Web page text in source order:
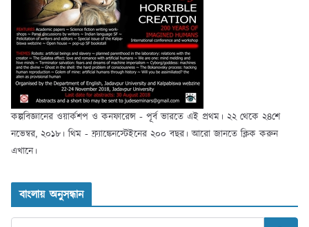
কল্পবিজ্ঞানের ওয়ার্কশপ ও কনফারেন্স - পূর্ব ভারতে এই প্রথম। ২২ থেকে ২৪শে
নভেম্বর, ২০১৮। থিম - ফ্র্যাঙ্কেনস্টেইনের ২০০ বছর। আরো জানতে ক্লিক করুন
এখানে।
বাংলায় অনুসন্ধান